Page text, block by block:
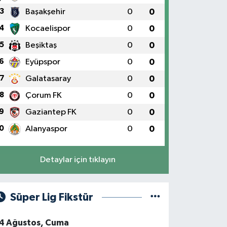
3 Başakşehir 0 0
Kocaelispor 0 0
5 Beşiktaş 0 0
Eyüpspor 0 0
7 Galatasaray 0 0
8 Çorum FK 0 0
Gaziantep FK 0 0
Alanyaspor 0 0
Detaylar için tıklayın
Süper Lig Fikstür
Ağustos, Cuma